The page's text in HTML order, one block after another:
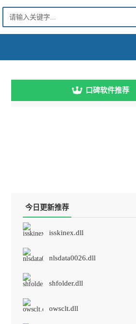
口碑软件推荐
今日更新推荐
isskinex.dll
nlsdata0026.dll
shfolder.dll
owsclt.dll